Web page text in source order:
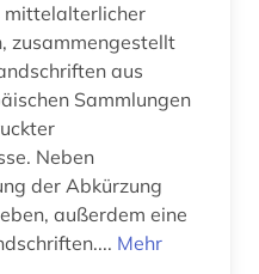
mittelalterlicher
zusammengestellt
aus
Sammlungen
der Abkürzung
außerdem eine
Mehr